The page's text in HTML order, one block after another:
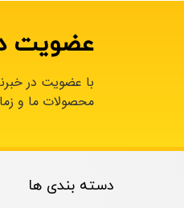
عضویت
با عضویت در
محصولات ما و
دسته بندی ها